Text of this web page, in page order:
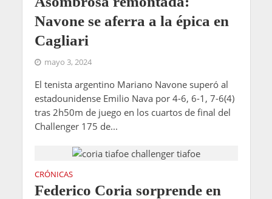
Navone se aferra a la épica en
Cagliari
mayo 3, 2024
El tenista argentino Mariano Navone superó al
estadounidense Emilio Nava por 4-6, 6-1, 7-6(4)
tras 2h50m de juego en los cuartos de final del
Challenger 175 de...
CRÓNICAS
Federico Coria sorprende en